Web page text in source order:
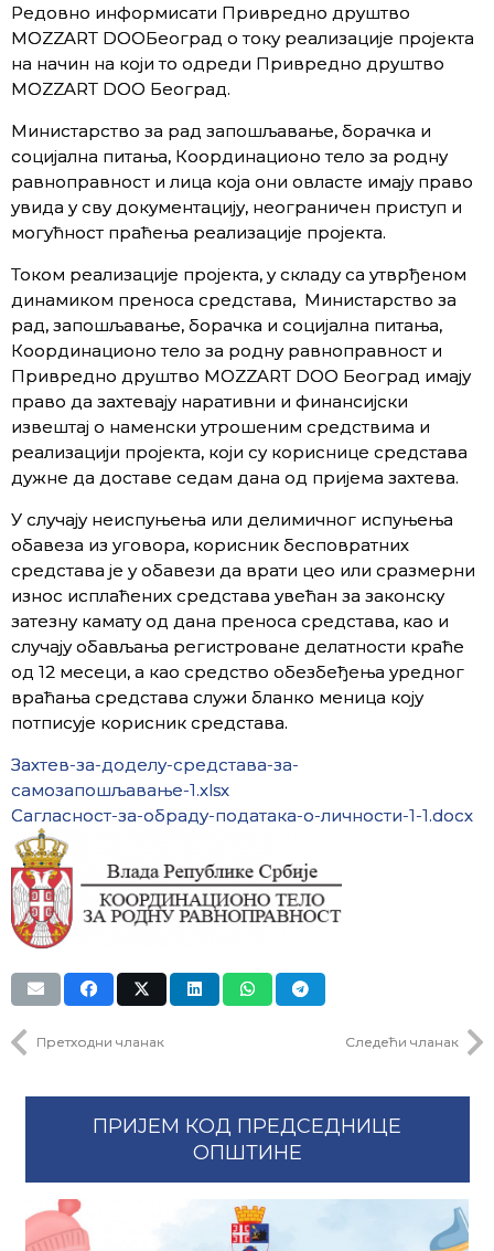
Редовно информисати Привредно друштво
MOZZART DOOБеоград о току реализације пројекта
на начин на који то одреди Привредно друштво
MOZZART DOO Београд.
Министарство за рад запошљавање, борачка и
социјална питања, Координационо тело за родну
равноправност и лица која они овласте имају право
увида у сву документацију, неограничен приступ и
могућност праћења реализације пројекта.
Током реализације пројекта, у складу са утврђеном
динамиком преноса средстава, Министарство за
рад, запошљавање, борачка и социјална питања,
Координационо тело за родну равноправност и
Привредно друштво MOZZART DOO Београд имају
право да захтевају наративни и финансијски
извештај о наменски утрошеним средствима и
реализацији пројекта, који су кориснице средстава
дужне да доставе седам дана од пријема захтева.
У случају неиспуњења или делимичног испуњења
обавеза из уговора, корисник бесповратних
средстава је у обавези да врати цео или сразмерни
износ исплаћених средстава увећан за законску
затезну камату од дана преноса средстава, као и
случају обављања регистроване делатности краће
од 12 месеци, а као средство обезбеђења уредног
враћања средстава служи бланко меница коју
потписује корисник средстава.
Захтев-за-доделу-средстава-за-
самозапошљавање-1.xlsx
Сагласност-за-обраду-података-о-личности-1-1.docx
Претходни чланак Следећи чланак
ПРИЈЕМ КОД ПРЕДСЕДНИЦЕ
ОПШТИНЕ